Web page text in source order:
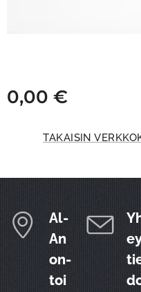
0,00 €
TAKAISIN
Al-
An
on-
toi